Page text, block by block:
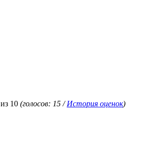
из 10 (голосов: 15 /История оценок)